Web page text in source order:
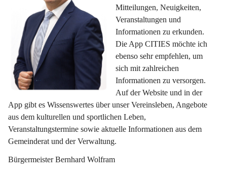
Mitteilungen, Neuigkeiten,
Veranstaltungen und
Informationen zu erkunden.
Die App CITIES möchte ich
ebenso sehr empfehlen, um
sich mit zahlreichen
Informationen zu versorgen.
Auf der Website und in der
App gibt es Wissenswertes über unser Vereinsleben, Angebote
aus dem kulturellen und sportlichen Leben,
Veranstaltungstermine sowie aktuelle Informationen aus dem
Gemeinderat und der Verwaltung.
Bürgermeister Bernhard Wolfram